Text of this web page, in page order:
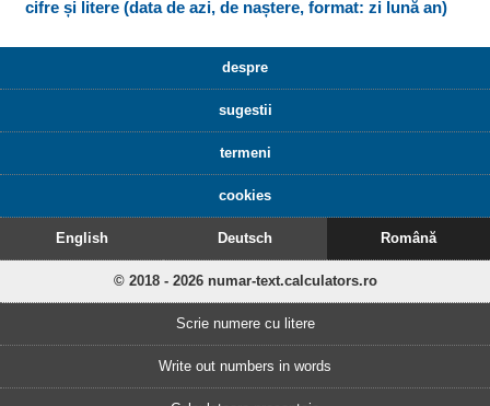
cifre și litere (data de azi, de naștere, format: zi lună an)
despre
sugestii
termeni
cookies
English Deutsch Română
© 2018 - 2026 numar-text.calculators.ro
Scrie numere cu litere
Write out numbers in words